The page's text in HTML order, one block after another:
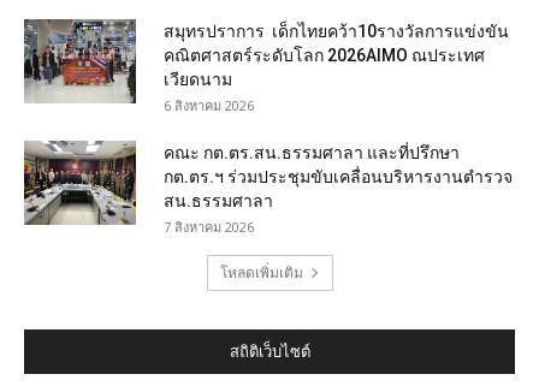
สมุทรปราการ เด็กไทยคว้า10รางวัลการแข่งขัน
คณิตศาสตร์ระดับโลก 2026AIMO ณประเทศ
เวียดนาม
6 สิงหาคม 2026
คณะ กต.ตร.สน.ธรรมศาลา และที่ปรึกษา
กต.ตร.ฯ ร่วมประชุมขับเคลื่อนบริหารงานตำรวจ
สน.ธรรมศาลา
7 สิงหาคม 2026
โหลดเพิ่มเติม
สถิติเว็บไซต์